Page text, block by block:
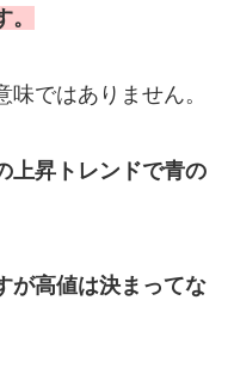
ではありません。
上昇トレンドで青の
が高値は決まってな